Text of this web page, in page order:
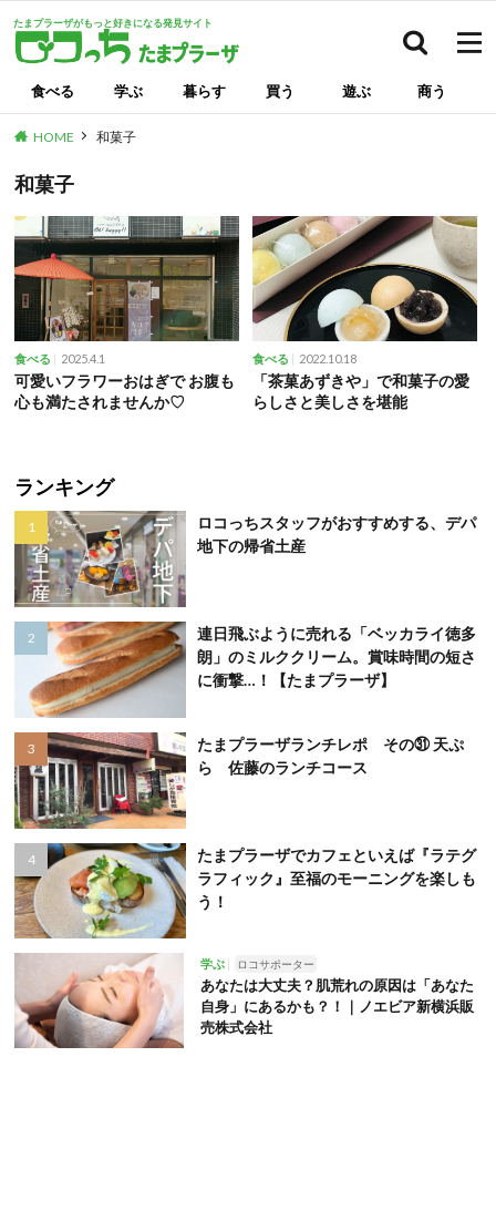
たまプラーザがもっと好きになる発見サイト
食べる 学ぶ 暮らす 買う 遊ぶ 商う
HOME 和菓子
和菓子
食べる 2025.4.1
可愛いフラワーおはぎで お腹も
心も満たされませんか♡
食べる 2022.10.18
「茶菓あずきや」で和菓子の愛
らしさと美しさを堪能
ランキング
ロコっちスタッフがおすすめする、デパ
地下の帰省土産
連日飛ぶように売れる「ベッカライ徳多
朗」のミルククリーム。賞味時間の短さ
に衝撃…！【たまプラーザ】
たまプラーザランチレポ その㉛ 天ぷ
ら 佐藤のランチコース
たまプラーザでカフェといえば『ラテグ
ラフィック』至福のモーニングを楽しも
う！
学ぶ ロコサポーター
あなたは大丈夫？肌荒れの原因は「あなた
自身」にあるかも？！｜ノエビア新横浜販
売株式会社